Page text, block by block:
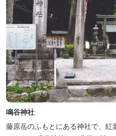
鳴谷神社
藤原岳のふもとにある神社で、